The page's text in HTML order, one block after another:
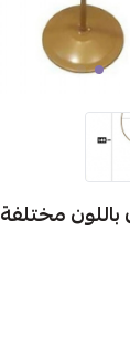
مختلفة